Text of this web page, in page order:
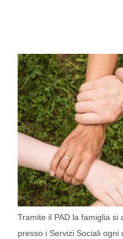
Tramite il PAD la famiglia si
presso i Servizi Sociali